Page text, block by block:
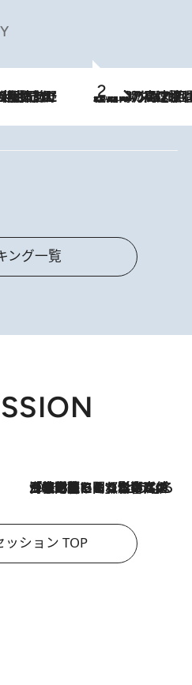
2026.8.7
「湘南乃風に憧れて」観客大盛上がりの“タオル回し”に、ラッパー顔負けの高速歌唱まで…さだまさし（74）のアグレッシブすぎる現在地
ング一覧
2026.8.3
「住宅建てられない…」「サーチャージ料の高値が続いている」ホルムズ海峡封鎖による影響はいつまで続く？《エネルギー専門家に聞く“どうなる日本の暮らし”》
ッション TOP